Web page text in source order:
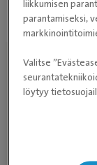
liikkumisen
parantamiseksi,
Valitse
löytyy